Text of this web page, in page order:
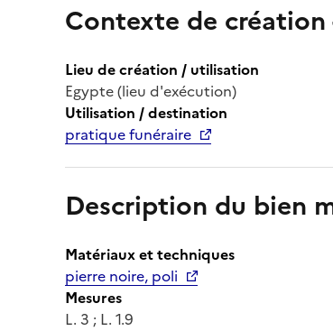
Contexte de
Lieu de création / utilisation
Egypte (lieu d'exécution)
Utilisation / destination
pratique funéraire
Description du bien
Matériaux et techniques
pierre noire, poli
Mesures
L. 3 ; L. 1.9